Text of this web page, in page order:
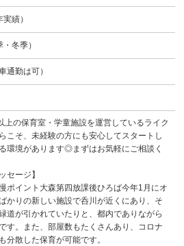
績）
冬季）
通勤は可）
上の保育室・学童施設を運営しているライク
こそ、未経験の方にも安心してスタートし
環境があります◎まずはお気軽にご相談く
セージ】
ポイント大森第四放課後ひろば今年1月にオ
かりの新しい施設で呑川が近くにあり、そ
道が引かれていたりと、都内でありながら
す。また、部屋数もたくさんあり、コロナ
分散した保育が可能です。